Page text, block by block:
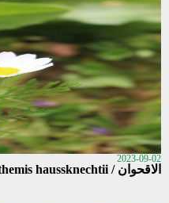
2023-09-02
الاقحوان / Anthemis haussknechtii